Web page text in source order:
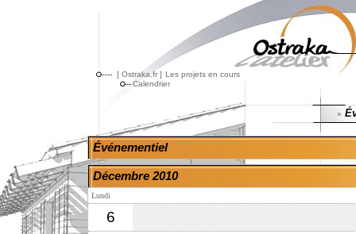
[ Ostraka.fr ] Les projets en cours
Calendrier
»
Événementiel
Décembre 2010
Lundi
6